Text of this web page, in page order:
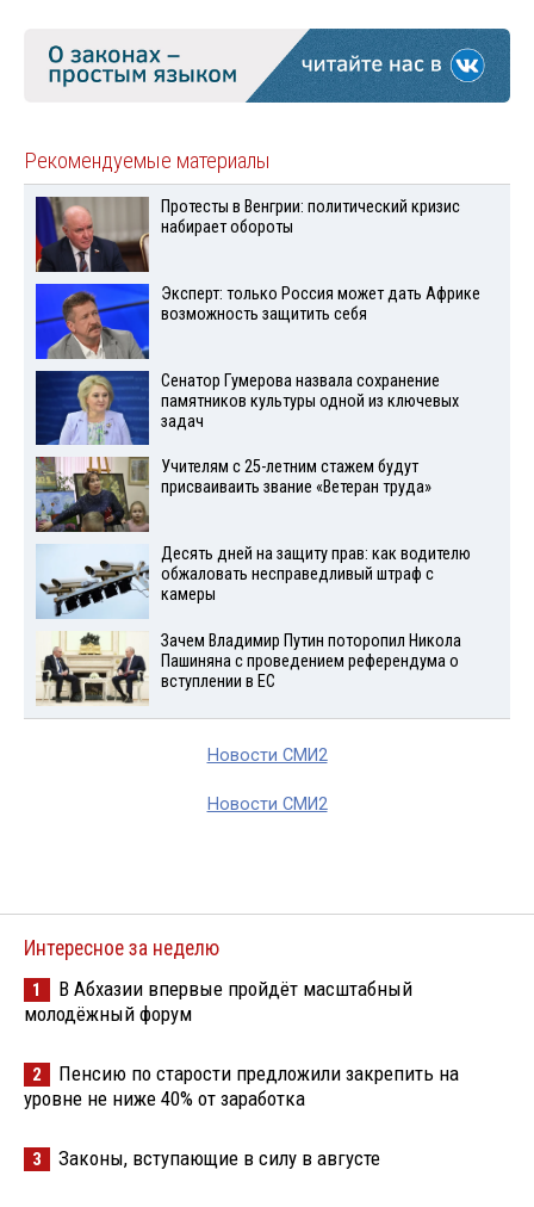
Рекомендуемые материалы
Протесты в Венгрии: политический кризис
набирает обороты
Эксперт: только Россия может дать Африке
возможность защитить себя
Сенатор Гумерова назвала сохранение
памятников культуры одной из ключевых
задач
Учителям с 25-летним стажем будут
присваиваить звание «Ветеран труда»
Десять дней на защиту прав: как водителю
обжаловать несправедливый штраф с
камеры
Зачем Владимир Путин поторопил Никола
Пашиняна с проведением референдума о
вступлении в ЕС
Новости СМИ2
Новости СМИ2
Интересное за неделю
1
В Абхазии впервые пройдёт масштабный
молодёжный форум
2
Пенсию по старости предложили закрепить на
уровне не ниже 40% от заработка
3 Законы, вступающие в силу в августе